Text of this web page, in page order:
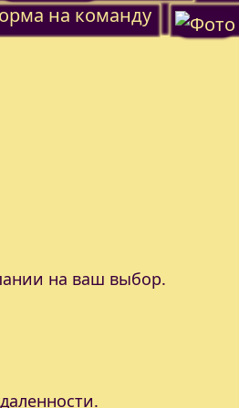
на команду
на ваш выбор.